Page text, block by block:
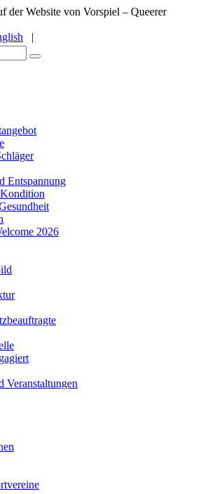
der Website von Vorspiel – Queerer
|
Entspannung
2026
Veranstaltungen